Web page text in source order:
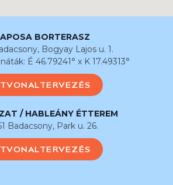
BORTERASZ
Bogyay Lajos u. 1.
É 46.79241° x K 17.49313°
/ HABLEÁNY ÉTTEREM
Badacsony, Park u. 26.